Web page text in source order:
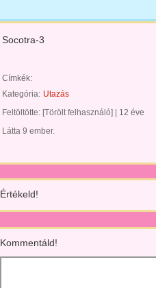
Socotra-3
Címkék:
Kategória: Utazás
Feltöltötte: [Törölt felhasználó]
12 éve
Látta 9 ember.
Értékeld!
Kommentáld!